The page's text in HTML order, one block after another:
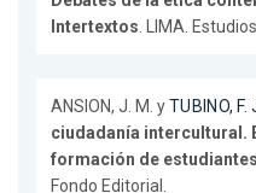
Intertextos. LIMA.
ANSION, J. M. yTUBINO, F.
ciudadanía intercultural.
formación de
Fondo Editorial.